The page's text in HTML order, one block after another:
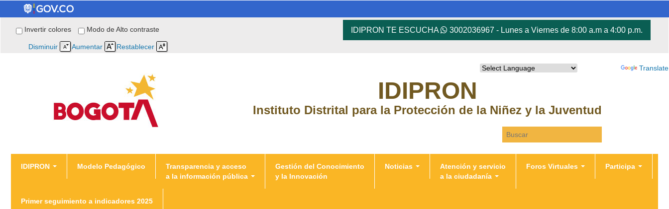
Invertir colores Modo de Alto contraste
Disminuir Aumentar Restablecer
IDIPRON TE ESCUCHA 3002036967 - Lunes a Viernes de 8:00 a.m a 4:00 p.m.
Translate
Search this site
IDIPRON
Instituto Distrital para la Protección de la Niñez y la Juventud
IDIPRON Modelo Pedagógico
Transparencia y acceso
a la información pública
Gestión del Conocimiento
y la Innovación
Noticias
Atención y servicio
a la ciudadanía
Foros Virtuales Participa
Primer seguimiento a indicadores 2025
You are here